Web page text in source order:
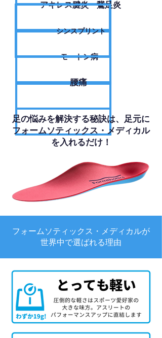
アキレス腱炎・鵞足炎
シンスプリント
モートン病
腰痛
足の悩みを解決する秘訣は、足元に
フォームソティックス・メディカル
を入れるだけ！
フォームソティックス・メディカルが
世界中で選ばれる理由